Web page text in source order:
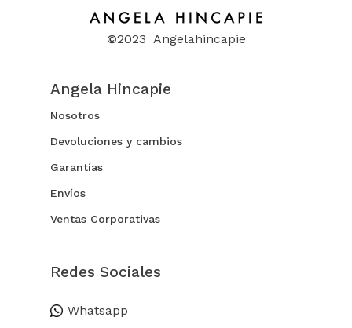
©2023 Angelahincapie
Angela Hincapie
Nosotros
Devoluciones y cambios
Garantías
Envíos
Ventas Corporativas
Redes Sociales
Whatsapp